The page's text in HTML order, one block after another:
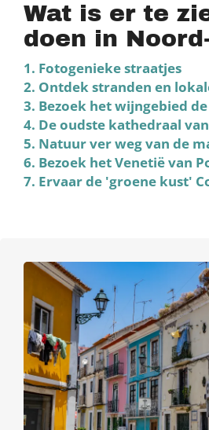
Wat is er te
doen in
1. Fotogenieke straatjes
2. Ontdek stranden en
3. Bezoek het wijngebied
4. De oudste kathedraal
5. Natuur ver weg van de
6. Bezoek het Venetië van
7. Ervaar de 'groene kust'